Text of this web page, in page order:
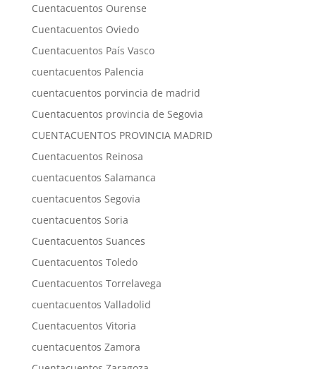
Cuentacuentos Ourense
Cuentacuentos Oviedo
Cuentacuentos País Vasco
cuentacuentos Palencia
cuentacuentos porvincia de madrid
Cuentacuentos provincia de Segovia
CUENTACUENTOS PROVINCIA MADRID
Cuentacuentos Reinosa
cuentacuentos Salamanca
cuentacuentos Segovia
cuentacuentos Soria
Cuentacuentos Suances
Cuentacuentos Toledo
Cuentacuentos Torrelavega
cuentacuentos Valladolid
Cuentacuentos Vitoria
cuentacuentos Zamora